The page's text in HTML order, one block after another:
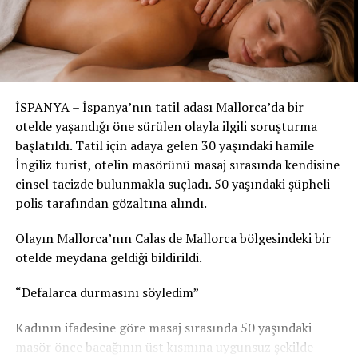
belirtiyor.
Özetle; Alanya semalarında çekilen bu kısa video,
modern yaşamın getirdiği sosyal medya kültürü ile
geleneksel ve dini değerlerin çakıştığı noktada toplumun
olaya ne kadar farklı açılardan bakabildiğini bir kez daha
gözler önüne seriyor.
İSPANYA – İspanya’nın tatil adası Mallorca’da bir
otelde yaşandığı öne sürülen olayla ilgili soruşturma
başlatıldı. Tatil için adaya gelen 30 yaşındaki hamile
İngiliz turist, otelin masörünü masaj sırasında kendisine
cinsel tacizde bulunmakla suçladı. 50 yaşındaki şüpheli
polis tarafından gözaltına alındı.
Olayın Mallorca’nın Calas de Mallorca bölgesindeki bir
otelde meydana geldiği bildirildi.
“Defalarca durmasını söyledim”
Kadının ifadesine göre masaj sırasında 50 yaşındaki
masör önce bacağının üst kısmına uygunsuz şekilde